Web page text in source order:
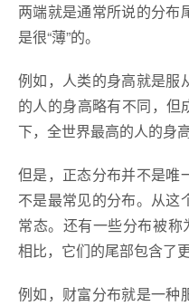
两端就是通常所说的分布
是很“薄”的。
例如，人类的身高就是服
的人的身高略有不同，但
下，全世界最高的人的身
但是，正态分布并不是唯
不是最常见的分布。从这
常态。还有一些分布被称
相比，它们的尾部包含了
例如，财富分布就是一种